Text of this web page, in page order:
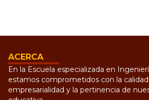
ACERCA
En la Escuela especializada en
estamos comprometidos con la
empresarialidad y la pertinencia de